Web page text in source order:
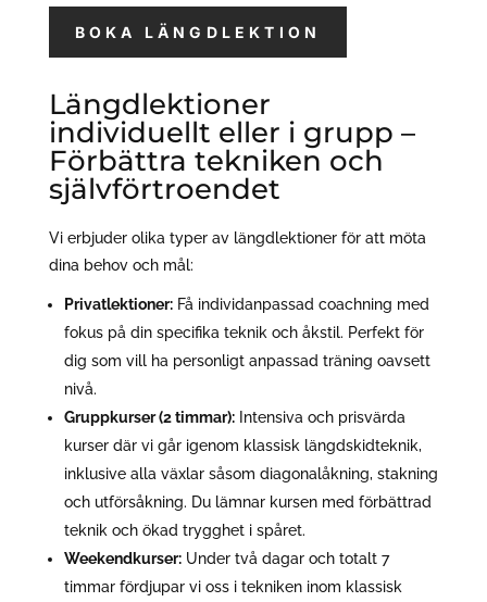
BOKA LÄNGDLEKTION
Längdlektioner
individuellt eller i grupp –
Förbättra tekniken och
självförtroendet
Vi erbjuder olika typer av längdlektioner för att möta
dina behov och mål:
Privatlektioner:Få individanpassad coachning med
fokus på din specifika teknik och åkstil. Perfekt för
dig som vill ha personligt anpassad träning oavsett
nivå.
Gruppkurser (2 timmar):Intensiva och prisvärda
kurser där vi går igenom klassisk längdskidteknik,
inklusive alla växlar såsom diagonalåkning, stakning
och utförsåkning. Du lämnar kursen med förbättrad
teknik och ökad trygghet i spåret.
Weekendkurser:Under två dagar och totalt 7
timmar fördjupar vi oss i tekniken inom klassisk